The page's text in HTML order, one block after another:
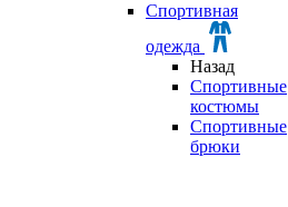
Спортивная
одежда
Назад
Спортивные
костюмы
Спортивные
брюки